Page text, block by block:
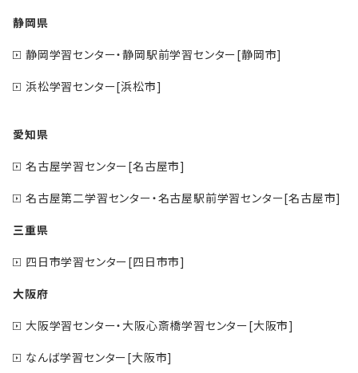
静岡県
静岡学習センター・静岡駅前学習センター[静岡市]
浜松学習センター[浜松市]
愛知県
名古屋学習センター[名古屋市]
名古屋第二学習センター・名古屋駅前学習センター[名古屋市]
三重県
四日市学習センター[四日市市]
大阪府
大阪学習センター・大阪心斎橋学習センター[大阪市]
なんば学習センター[大阪市]